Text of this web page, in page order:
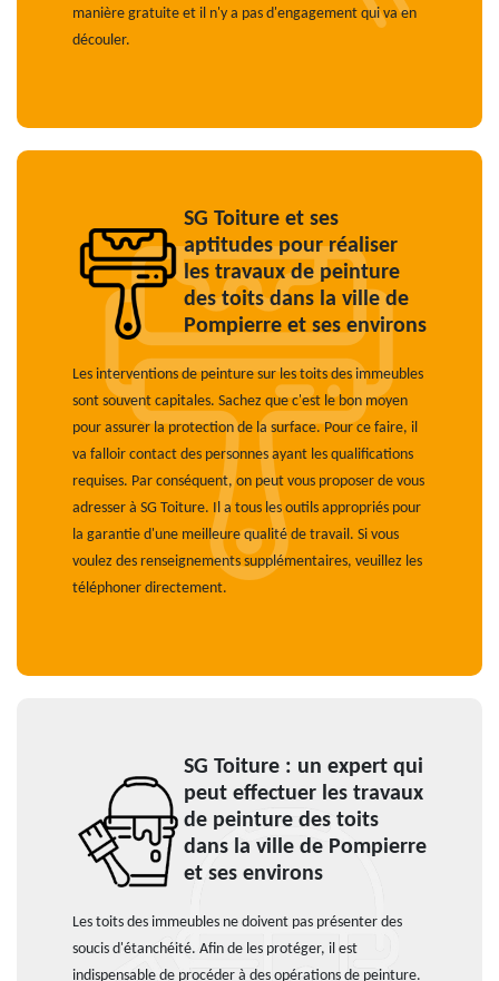
manière gratuite et il n'y a pas d'engagement qui va en
découler.
SG Toiture et ses
aptitudes pour réaliser
les travaux de peinture
des toits dans la ville de
Pompierre et ses environs
Les interventions de peinture sur les toits des immeubles
sont souvent capitales. Sachez que c'est le bon moyen
pour assurer la protection de la surface. Pour ce faire, il
va falloir contact des personnes ayant les qualifications
requises. Par conséquent, on peut vous proposer de vous
adresser à SG Toiture. Il a tous les outils appropriés pour
la garantie d'une meilleure qualité de travail. Si vous
voulez des renseignements supplémentaires, veuillez les
téléphoner directement.
SG Toiture : un expert qui
peut effectuer les travaux
de peinture des toits
dans la ville de Pompierre
et ses environs
Les toits des immeubles ne doivent pas présenter des
soucis d'étanchéité. Afin de les protéger, il est
indispensable de procéder à des opérations de peinture.